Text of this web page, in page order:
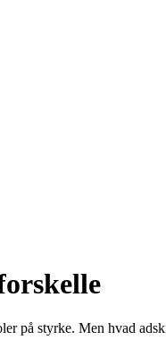
på styrke. Men hvad